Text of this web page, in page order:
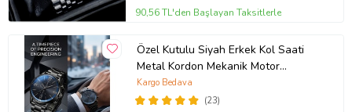
90,56 TL'den Başlayan Taksitlerle
Özel Kutulu Siyah Erkek Kol Saati
Metal Kordon Mekanik Motor
Garantili Hediye Kart Notu İle
Gönderilir
(23)
Kargo Bedava